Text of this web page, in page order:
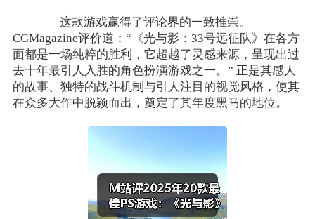
这款游戏赢得了评论界的一致推崇。
CGMagazine评价道：“《光与影：33号远征队》在各方
面都是一场纯粹的胜利，它超越了灵感来源，呈现出过
去十年最引人入胜的角色扮演游戏之一。” 正是其感人
的故事、独特的战斗机制与引人注目的视觉风格，使其
在众多大作中脱颖而出，奠定了其年度黑马的地位。